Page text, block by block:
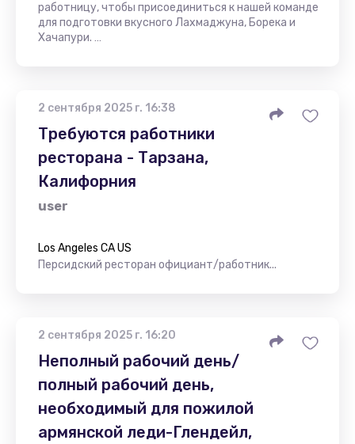
работницу, чтобы присоединиться к нашей команде
для подготовки вкусного Лахмаджуна, Борека и
Хачапури. …
2 сентября 2025 г. 16:38
Требуются работники
ресторана - Тарзана,
Калифорния
user
Los Angeles CA US
Персидский ресторан официант/работник...
2 сентября 2025 г. 16:20
Неполный рабочий день/
полный рабочий день,
необходимый для пожилой
армянской леди-Глендейл,